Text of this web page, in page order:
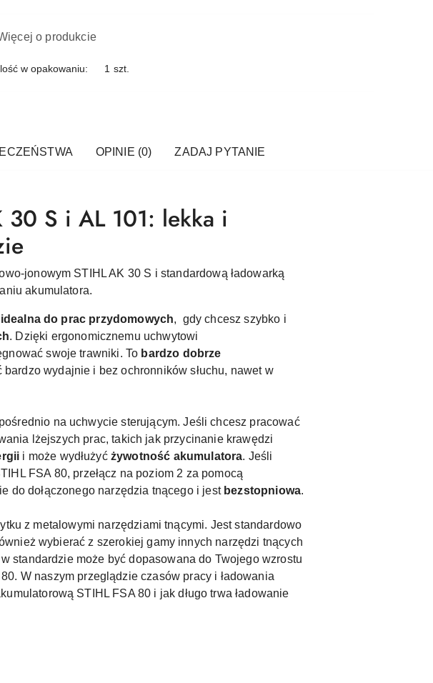
o produkcie
w opakowaniu: 1 szt.
OPINIE (0) ZADAJ PYTANIE
30 S i AL 101: lekka i
jonowym STIHL AK 30 S i standardową ładowarką
akumulatora.
idealna do prac przydomowych, gdy chcesz szybko i
. Dzięki ergonomicznemu uchwytowi
swoje trawniki. To bardzo dobrze
bardzo wydajnie i bez ochronników słuchu, nawet w
na uchwycie sterującym. Jeśli chcesz pracować
lżejszych prac, takich jak przycinanie krawędzi
i może wydłużyć żywotność akumulatora. Jeśli
FSA 80, przełącz na poziom 2 za pomocą
do dołączonego narzędzia tnącego i jest bezstopniowa.
z metalowymi narzędziami tnącymi. Jest standardowo
wybierać z szerokiej gamy innych narzędzi tnących
standardzie może być dopasowana do Twojego wzrostu
W naszym przeglądzie czasów pracy i ładowania
STIHL FSA 80 i jak długo trwa ładowanie